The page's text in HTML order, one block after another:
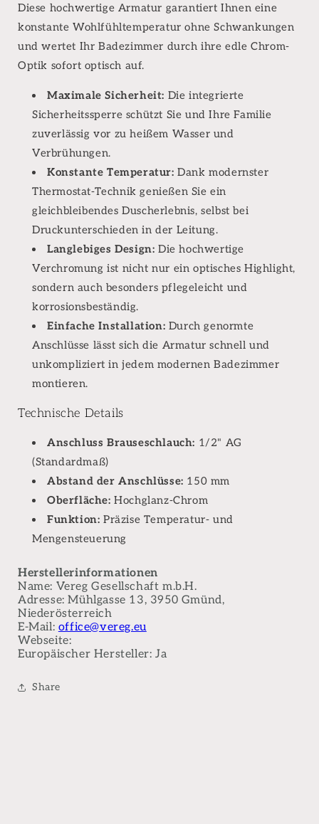
Diese hochwertige Armatur garantiert Ihnen eine
konstante Wohlfühltemperatur ohne Schwankungen
und wertet Ihr Badezimmer durch ihre edle Chrom-
Optik sofort optisch auf.
Maximale Sicherheit: Die integrierte
Sicherheitssperre schützt Sie und Ihre Familie
zuverlässig vor zu heißem Wasser und
Verbrühungen.
Konstante Temperatur: Dank modernster
Thermostat-Technik genießen Sie ein
gleichbleibendes Duscherlebnis, selbst bei
Druckunterschieden in der Leitung.
Langlebiges Design: Die hochwertige
Verchromung ist nicht nur ein optisches Highlight,
sondern auch besonders pflegeleicht und
korrosionsbeständig.
Einfache Installation: Durch genormte
Anschlüsse lässt sich die Armatur schnell und
unkompliziert in jedem modernen Badezimmer
montieren.
Technische Details
Anschluss Brauseschlauch: 1/2" AG
(Standardmaß)
Abstand der Anschlüsse: 150 mm
Oberfläche: Hochglanz-Chrom
Funktion: Präzise Temperatur- und
Mengensteuerung
Herstellerinformationen
Name: Vereg Gesellschaft m.b.H.
Adresse: Mühlgasse 13, 3950 Gmünd,
Niederösterreich
E-Mail: office@vereg.eu
Webseite:
Europäischer Hersteller: Ja
Share